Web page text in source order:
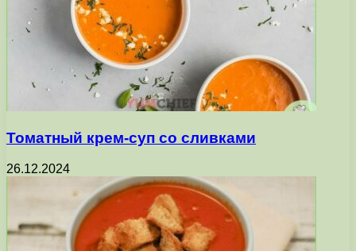
Томатный крем-суп со сливками
26.12.2024